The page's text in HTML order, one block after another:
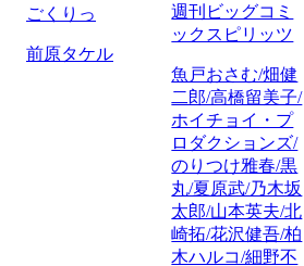
ごくりっ
前原タケル
週刊ビッグコミ
ックスピリッツ
魚戸おさむ/畑健
二郎/高橋留美子/
ホイチョイ・プ
ロダクションズ/
のりつけ雅春/黒
丸/夏原武/乃木坂
太郎/山本英夫/北
崎拓/花沢健吾/柏
木ハルコ/細野不